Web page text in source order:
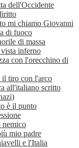
dell'Occidente
mi chiamo Giovanni
di fuoco
di massa
inferno
con l'orecchino di
il tiro con l'arco
all'italiano scritto
è il punto
nemico
mio padre
e l'Italia